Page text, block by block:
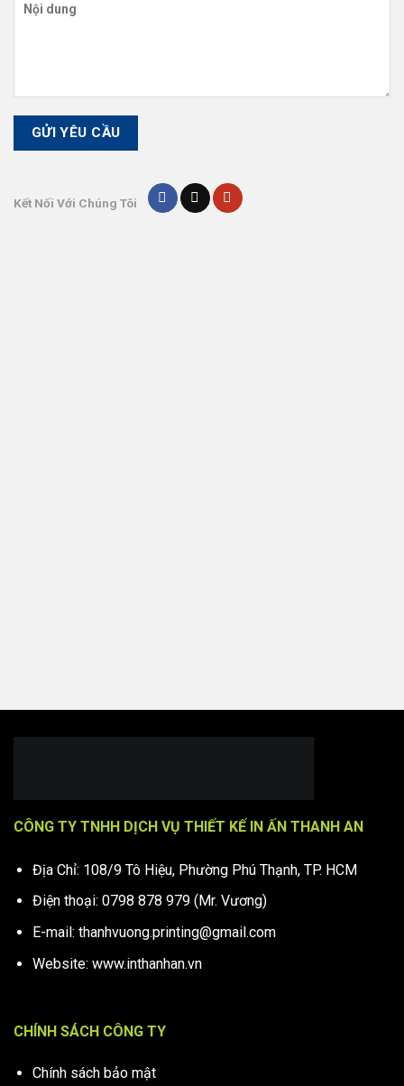
Kết Nối Với Chúng Tôi
CÔNG TY TNHH DỊCH VỤ THIẾT KẾ IN ẤN THANH AN
Địa Chỉ: 108/9 Tô Hiệu, Phường Phú Thạnh, TP. HCM
Điện thoại: 0798 878 979 (Mr. Vương)
E-mail: thanhvuong.printing@gmail.com
Website: www.inthanhan.vn
CHÍNH SÁCH CÔNG TY
Chính sách bảo mật